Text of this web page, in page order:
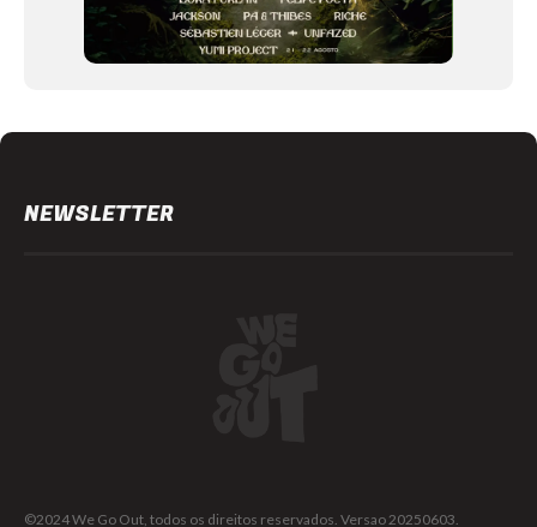
NEWSLETTER
©2024 We Go Out, todos os direitos reservados. Versao 20250603.